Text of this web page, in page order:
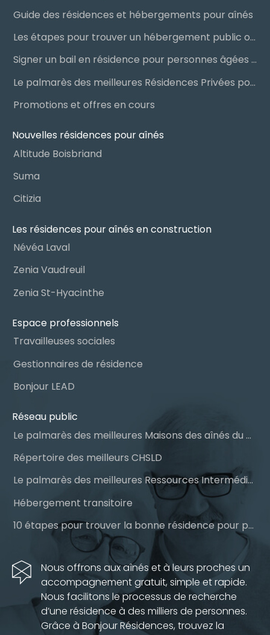
Guide des résidences et hébergements pour aînés
Les étapes pour trouver un hébergement public ou privé
Signer un bail en résidence pour personnes âgées (RPA) : ce qu’il faut savoir
Le palmarès des meilleures Résidences Privées pour Aînés (RPA)
Promotions et offres en cours
Nouvelles résidences pour aînés
Altitude Boisbriand
Suma
Citizia
Les résidences pour aînés en construction
Névéa Laval
Zenia Vaudreuil
Zenia St-Hyacinthe
Espace professionnels
Travailleuses sociales
Gestionnaires de résidence
Bonjour LEAD
Réseau public
Le palmarès des meilleures Maisons des aînés du Québec
Répertoire des meilleurs CHSLD
Le palmarès des meilleures Ressources Intermédiaires (RI)
Hébergement transitoire
10 étapes pour trouver la bonne résidence pour personnes âgées
Nous offrons aux aînés et à leurs proches un
accompagnement gratuit, simple et rapide.
Nous facilitons le processus de recherche
d’une résidence à des milliers de personnes.
Grâce à Bonjour Résidences, trouvez la